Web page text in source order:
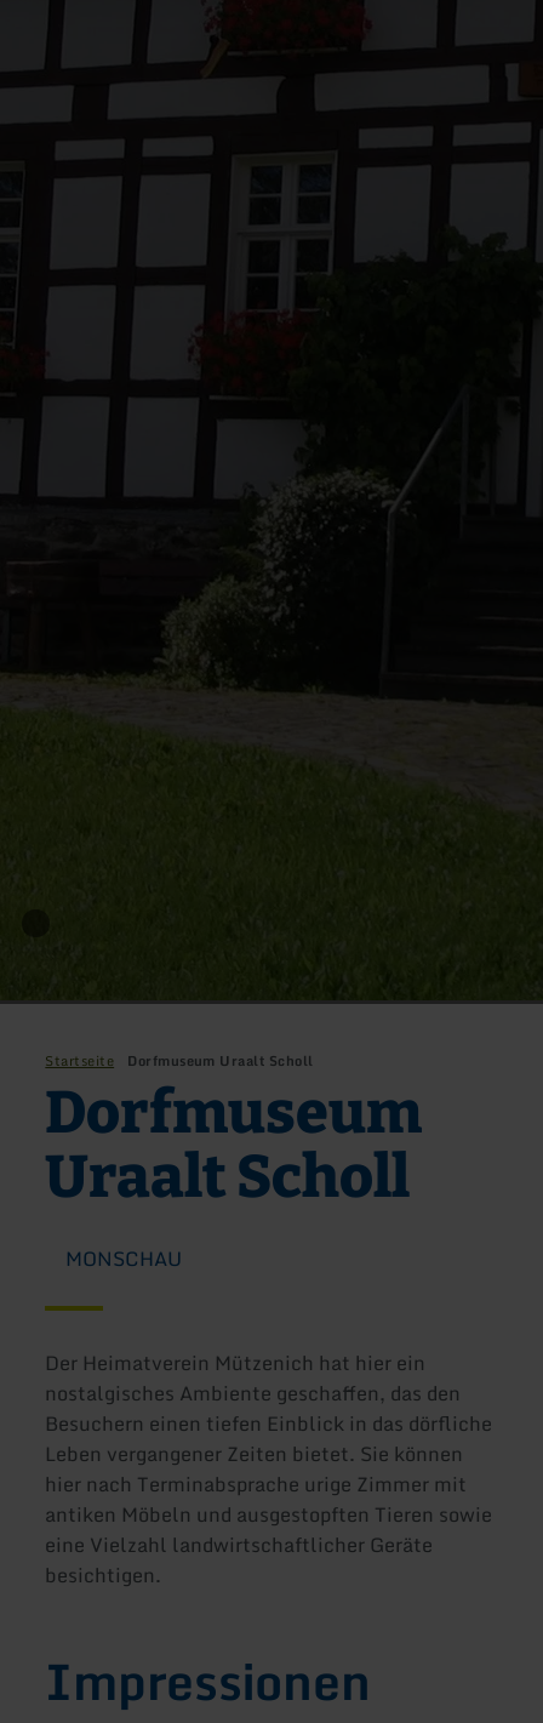
Startseite Dorfmuseum Uraalt Scholl
Dorfmuseum
Uraalt Scholl
MONSCHAU
Der Heimatverein Mützenich hat hier ein
nostalgisches Ambiente geschaffen, das den
Besuchern einen tiefen Einblick in das dörfliche
Leben vergangener Zeiten bietet. Sie können
hier nach Terminabsprache urige Zimmer mit
antiken Möbeln und ausgestopften Tieren sowie
eine Vielzahl landwirtschaftlicher Geräte
besichtigen.
Impressionen